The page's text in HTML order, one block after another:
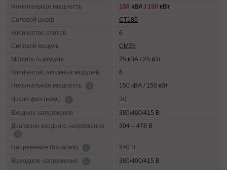
Номинальная мощность
150 кВА / 150 кВт
Силовой шкаф
СТ180
Количество слотов
6
Силовой модуль
СМ25
Мощность модуля
25 кВА / 25 кВт
Количество активных модулей
6
Номинальная мощность
150 кВА / 150 кВт
Число фаз (вход)
3/1
Входное напряжение
380/400/415 В
Диапазон входного напряжения
304 – 478 В
Напряжение (батарея)
240 В
Выходное напряжение
380/400/415 В